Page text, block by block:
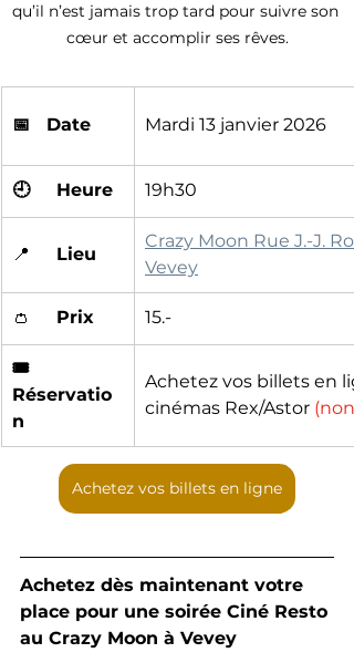
qu’il n’est jamais trop tard pour suivre son
cœur et accomplir ses rêves.
📅   Date Mardi 13 janvier 2026
🕘	Heure 19h30
Lieu
Crazy Moon Rue J.-J.
Vevey
Prix 15.-
🎟️
Réservatio
n
Achetez vos billets en
cinémas Rex/Astor
Achetez vos billets en ligne
Achetez dès maintenant votre
place pour une soirée Ciné Resto
au Crazy Moon à Vevey